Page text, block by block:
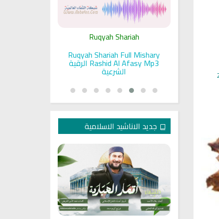
Ruqyah Shariah
Ruqyah Shariah Full Mishary
Rashid Al Afasy Mp3 الرقية
الشرعية
جديد الاناشيد الاسلامية